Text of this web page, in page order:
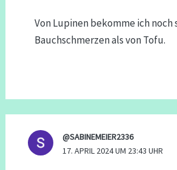
Von Lupinen bekomme ich noch
Bauchschmerzen als von Tofu.
@SABINEMEIER2336
17. APRIL 2024 UM 23:43 UHR